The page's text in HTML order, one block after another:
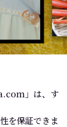
」は、す
を保証できま